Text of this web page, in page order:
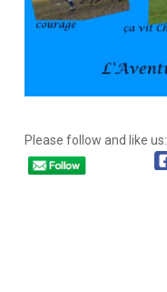
Please follow and like us: